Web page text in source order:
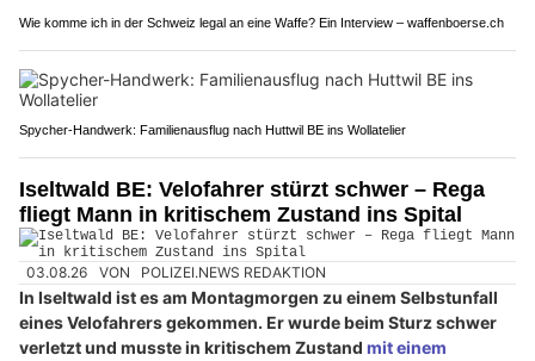
Wie komme ich in der Schweiz legal an eine Waffe? Ein Interview – waffenboerse.ch
Spycher-Handwerk: Familienausflug nach Huttwil BE ins Wollatelier
Iseltwald BE: Velofahrer stürzt schwer – Rega
fliegt Mann in kritischem Zustand ins Spital
03.08.26 VON POLIZEI.NEWS REDAKTION
In Iseltwald ist es am Montagmorgen zu einem Selbstunfall
eines Velofahrers gekommen. Er wurde beim Sturz schwer
verletzt und musste in kritischem Zustand mit einem